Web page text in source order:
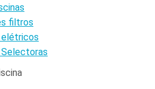
filtros
elétricos